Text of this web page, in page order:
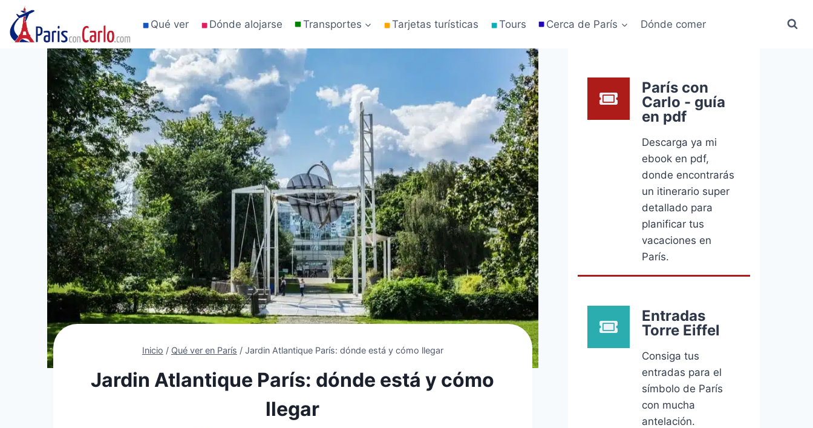
Saltar
contenido
Qué ver Dónde alojarse Transportes Tarjetas turísticas Tours Cerca de París Dónde comer
Inicio / Qué ver en París / Jardin Atlantique París: dónde está y cómo llegar
Jardin Atlantique París: dónde está y cómo
llegar
París con
Carlo - guía
en pdf
Descarga ya mi
ebook en pdf,
donde encontrarás
un itinerario super
detallado para
planificar tus
vacaciones en
París.
Entradas
Torre Eiffel
Consiga tus
entradas para el
símbolo de París
con mucha
antelación.